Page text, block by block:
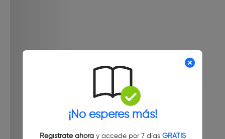
¡No esperes más!
Regístrate ahoray accede por 7 días GRATIS